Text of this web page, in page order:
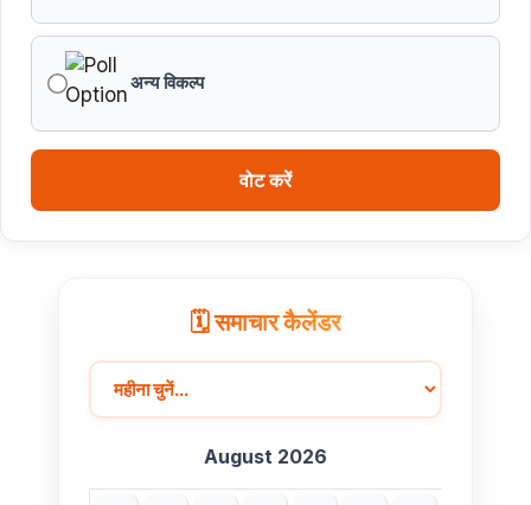
अन्य विकल्प
वोट करें
🗓️ समाचार कैलेंडर
August 2026